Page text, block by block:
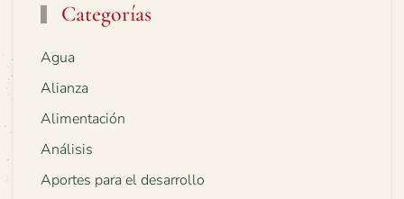
Categorías
Agua
Alianza
Alimentación
Análisis
Aportes para el desarrollo